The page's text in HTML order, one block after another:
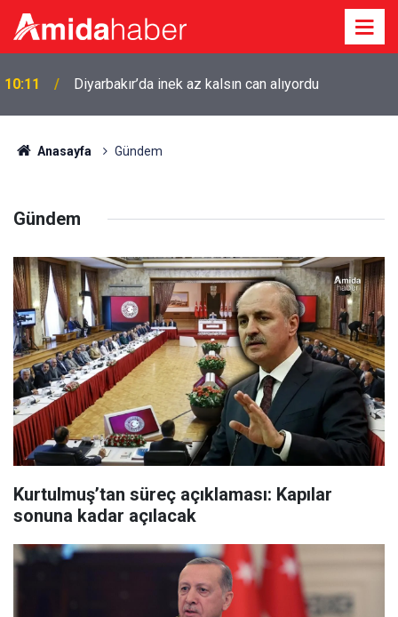
09:39 Bu kez benzine büyük indirim geliyor: Tarih verildi
Anasayfa Gündem
Gündem
Kurtulmuş’tan süreç açıklaması: Kapılar
sonuna kadar açılacak